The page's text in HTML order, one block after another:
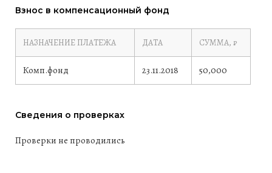
Взнос в компенсационный фонд
НАЗНАЧЕНИЕ ПЛАТЕЖА ДАТА СУММА, ₽
Комп.фонд 23.11.2018 50,000
Сведения о проверках
Проверки не проводились